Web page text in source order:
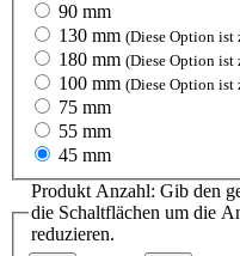
90 mm
130 mm (Diese Option ist
180 mm (Diese Option ist
100 mm (Diese Option ist
75 mm
55 mm
45 mm
Produkt Anzahl: Gib den
die Schaltflächen um die
reduzieren.